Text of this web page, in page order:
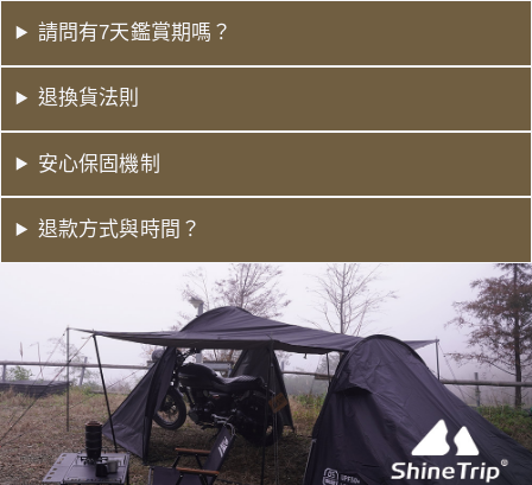
請問有7天鑑賞期嗎？
退換貨法則
安心保固機制
退款方式與時間？